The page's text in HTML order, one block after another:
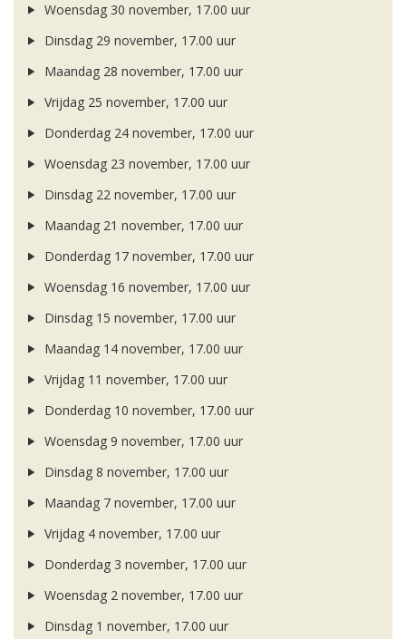
Woensdag 30 november, 17.00 uur
Dinsdag 29 november, 17.00 uur
Maandag 28 november, 17.00 uur
Vrijdag 25 november, 17.00 uur
Donderdag 24 november, 17.00 uur
Woensdag 23 november, 17.00 uur
Dinsdag 22 november, 17.00 uur
Maandag 21 november, 17.00 uur
Donderdag 17 november, 17.00 uur
Woensdag 16 november, 17.00 uur
Dinsdag 15 november, 17.00 uur
Maandag 14 november, 17.00 uur
Vrijdag 11 november, 17.00 uur
Donderdag 10 november, 17.00 uur
Woensdag 9 november, 17.00 uur
Dinsdag 8 november, 17.00 uur
Maandag 7 november, 17.00 uur
Vrijdag 4 november, 17.00 uur
Donderdag 3 november, 17.00 uur
Woensdag 2 november, 17.00 uur
Dinsdag 1 november, 17.00 uur